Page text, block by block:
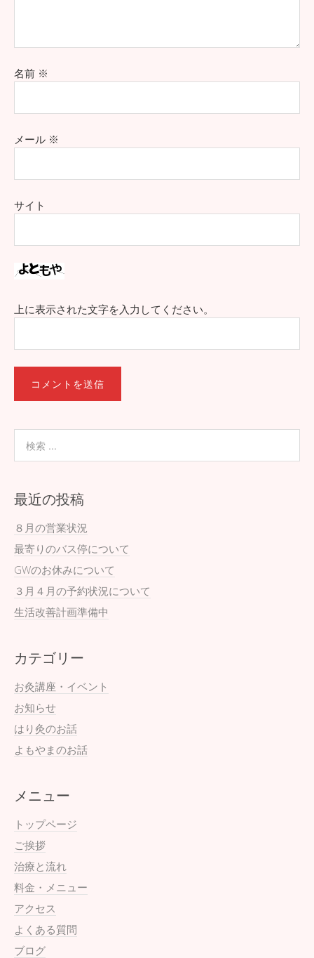
名前 ※
メール ※
サイト
上に表示された文字を入力してください。
最近の投稿
８月の営業状況
最寄りのバス停について
GWのお休みについて
３月４月の予約状況について
生活改善計画準備中
カテゴリー
お灸講座・イベント
お知らせ
はり灸のお話
よもやまのお話
メニュー
トップページ
ご挨拶
治療と流れ
料金・メニュー
アクセス
よくある質問
ブログ